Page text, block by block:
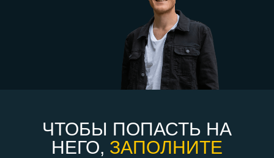
ЧТОБЫ ПОПАСТЬ НА
НЕГО, ЗАПОЛНИТЕ